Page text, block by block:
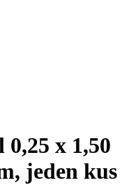
x 1,50
jeden kus